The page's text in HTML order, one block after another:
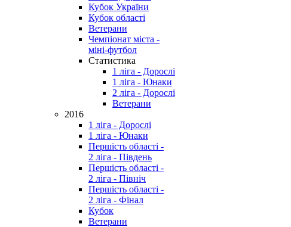
Кубок України
Кубок області
Ветерани
Чемпіонат міста -
міні-футбол
Статистика
1 ліга - Дорослі
1 ліга - Юнаки
2 ліга - Дорослі
Ветерани
2016
1 ліга - Дорослі
1 ліга - Юнаки
Першість області -
2 ліга - Південь
Першість області -
2 ліга - Північ
Першість області -
2 ліга - Фінал
Кубок
Ветерани